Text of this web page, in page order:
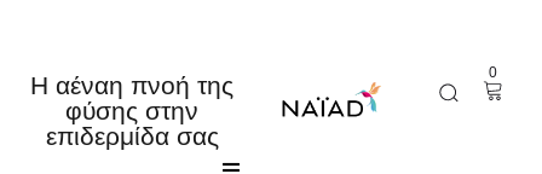
Η αέναη πνοή της
φύσης στην
επιδερμίδα σας
0